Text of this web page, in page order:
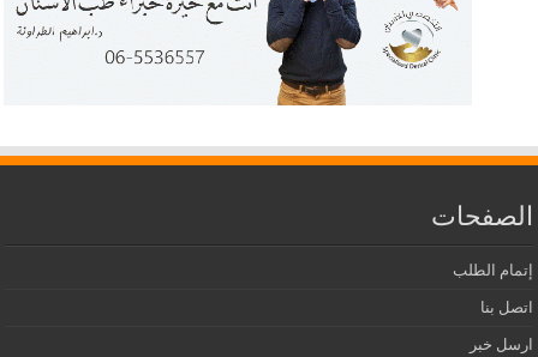
الصفحات
إتمام الطلب
اتصل بنا
ارسل خبر